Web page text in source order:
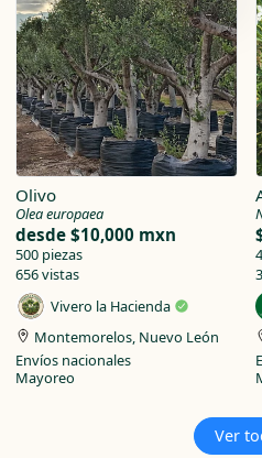
Olivo
Olea europaea
desde $10,000 mxn
500 piezas
656 vistas
Vivero la Hacienda
Montemorelos, Nuevo León
Envíos nacionales
Mayoreo
Ver